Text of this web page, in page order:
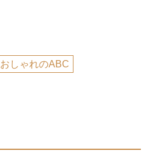
おしゃれのABC